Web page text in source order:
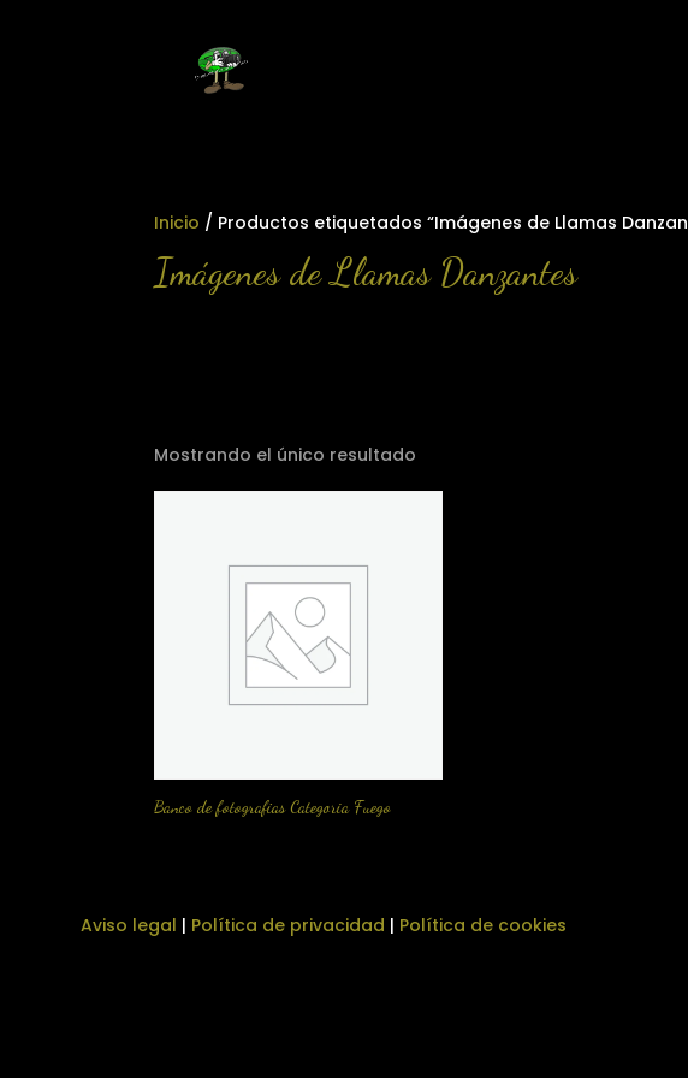
Inicio / Productos etiquetados “Imágenes de Llamas
Imágenes de Llamas Danzantes
Mostrando el único resultado
Banco de fotografias Categoria Fuego
Aviso legal | Política de privacidad | Política de cookies